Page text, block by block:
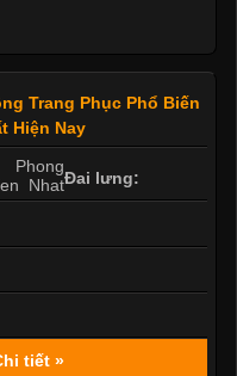
Trang Phục Phổ Biến
Hiện Nay
Đai lưng:
tiết »